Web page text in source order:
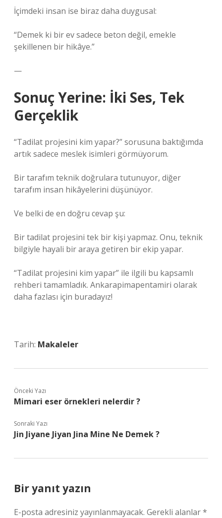
İçimdeki insan ise biraz daha duygusal:
“Demek ki bir ev sadece beton değil, emekle
şekillenen bir hikâye.”
—
Sonuç Yerine: İki Ses, Tek
Gerçeklik
“Tadilat projesini kim yapar?” sorusuna baktığımda
artık sadece meslek isimleri görmüyorum.
Bir tarafım teknik doğrulara tutunuyor, diğer
tarafım insan hikâyelerini düşünüyor.
Ve belki de en doğru cevap şu:
Bir tadilat projesini tek bir kişi yapmaz. Onu, teknik
bilgiyle hayali bir araya getiren bir ekip yapar.
“Tadilat projesini kim yapar” ile ilgili bu kapsamlı
rehberi tamamladık. Ankarapimapentamiri olarak
daha fazlası için buradayız!
Tarih: Makaleler
Önceki Yazı
Mimari eser örnekleri nelerdir ?
Sonraki Yazı
Jin Jiyane Jiyan Jina Mine Ne Demek ?
Bir yanıt yazın
E-posta adresiniz yayınlanmayacak. Gerekli alanlar*